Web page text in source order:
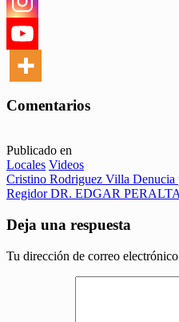
Comentarios
Publicado en
Locales Videos
Navegación
de
entradas
Cristino Rodriguez Villa Denucia
Regidor DR. EDGAR PERALTA
Deja una respuesta
Tu dirección de correo